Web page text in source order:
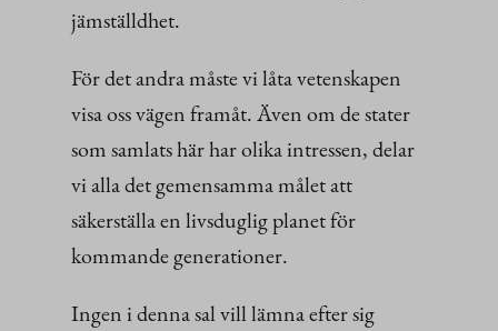
jämställdhet.
För det andra måste vi låta vetenskapen
visa oss vägen framåt. Även om de stater
som samlats här har olika intressen, delar
vi alla det gemensamma målet att
säkerställa en livsduglig planet för
kommande generationer.
Ingen i denna sal vill lämna efter sig